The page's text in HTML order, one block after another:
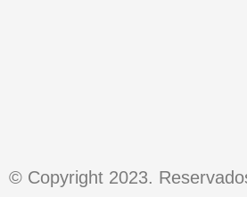
© Copyright 2023.